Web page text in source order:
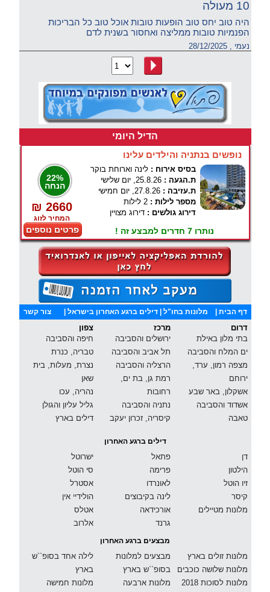
10 מעולה
היה טוב יחס טוב הופעות טובות אוכל טוב כל הבריכות
הפנמיות טובות ממליצה ואחסור בשנית לדם
נעמי , 28/12/2025
הדיל היומי
נופשים בנתניה והילדים עלינו
22%
הנחה
₪ 2660
המחיר לזוג
פרטים נוספים
בסיס אירוח : לינה וארוחת בוקר
ת.הגעה : 25.8.26, יום שלישי
ת.עזיבה : 27.8.26, יום חמישי
מספר לילות : 2 לילות
דירוג גולשים : דירוג מצויין
נותרו 7 חדרים למבצע זה !
דף הבית מלונות בחו"ל | דילים ברגע האחרון בישראל |צור קשר
צפון
חיפה והסביבה
טבריה, כנרת
נצרת, מעלות, בית
שאן
נהריה, עכו
גליל עליון והגולן
דילים בארץ
מרכז
ירושלים והסביבה
תל אביב והסביבה
הרצליה והסביבה
רמת גן, בת ים,
רחובות
נתניה והסביבה
קיסריה, זכרון יעקב
דרום
בתי מלון באילת
ים המלח והסביבה
מצפה רמון, ערד,
ירוחם
אשקלון, באר שבע
אשדוד והסביבה
טאבה
דילים ברגע האחרון
ישרוטל
סי הוטל
אסטרל
הולידיי אין
אטלס
אלרוב
פתאל
פרימה
לאונרדו
לינה בקיבוצים
אורכידאה
גרנד
דן
הילטון
זיו הוטל
קיסר
מלונות מטיילים
מבצעים ברגע האחרון
לילה אחד בסופ``ש
בארץ
מלונות חמישה
מבצעים למלונות
בסופ``ש בארץ
מלונות ארבעה
מלונות זולים בארץ
מלונות שלושה כוכבים
מלונות לסוכות 2018